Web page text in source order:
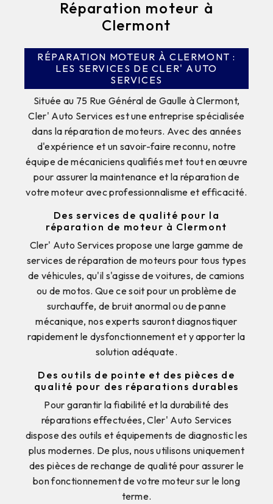
Réparation moteur à
Clermont
RÉPARATION MOTEUR À CLERMONT :
LES SERVICES DE CLER' AUTO
SERVICES
Située au 75 Rue Général de Gaulle à Clermont,
Cler' Auto Services est une entreprise spécialisée
dans la réparation de moteurs. Avec des années
d'expérience et un savoir-faire reconnu, notre
équipe de mécaniciens qualifiés met tout en œuvre
pour assurer la maintenance et la réparation de
votre moteur avec professionnalisme et efficacité.
Des services de qualité pour la
réparation de moteur à Clermont
Cler' Auto Services propose une large gamme de
services de réparation de moteurs pour tous types
de véhicules, qu'il s'agisse de voitures, de camions
ou de motos. Que ce soit pour un problème de
surchauffe, de bruit anormal ou de panne
mécanique, nos experts sauront diagnostiquer
rapidement le dysfonctionnement et y apporter la
solution adéquate.
Des outils de pointe et des pièces de
qualité pour des réparations durables
Pour garantir la fiabilité et la durabilité des
réparations effectuées, Cler' Auto Services
dispose des outils et équipements de diagnostic les
plus modernes. De plus, nous utilisons uniquement
des pièces de rechange de qualité pour assurer le
bon fonctionnement de votre moteur sur le long
terme.